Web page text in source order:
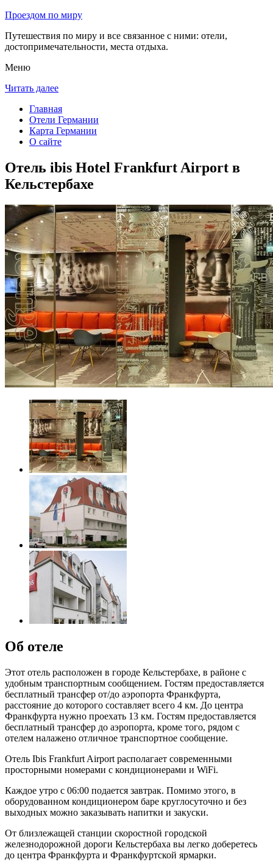
Проездом по миру
Путешествия по миру и все связанное с ними: отели,
достопримечательности, места отдыха.
Меню
Читать далее
Главная
Отели Германии
Карта Германии
О сайте
Отель ibis Hotel Frankfurt Airport в
Кельстербахе
Об отеле
Этот отель расположен в городе Кельстербахе, в районе с
удобным транспортным сообщением. Гостям предоставляется
бесплатный трансфер от/до аэропорта Франкфурта,
расстояние до которого составляет всего 4 км. До центра
Франкфурта нужно проехать 13 км. Гостям предоставляется
бесплатный трансфер до аэропорта, кроме того, рядом с
отелем налажено отличное транспортное сообщение.
Отель Ibis Frankfurt Airport располагает современными
просторными номерами с кондиционерами и WiFi.
Каждое утро с 06:00 подается завтрак. Помимо этого, в
оборудованном кондиционером баре круглосуточно и без
выходных можно заказывать напитки и закуски.
От близлежащей станции скоростной городской
железнодорожной дороги Кельстербаха вы легко доберетесь
до центра Франкфурта и Франкфуртской ярмарки.